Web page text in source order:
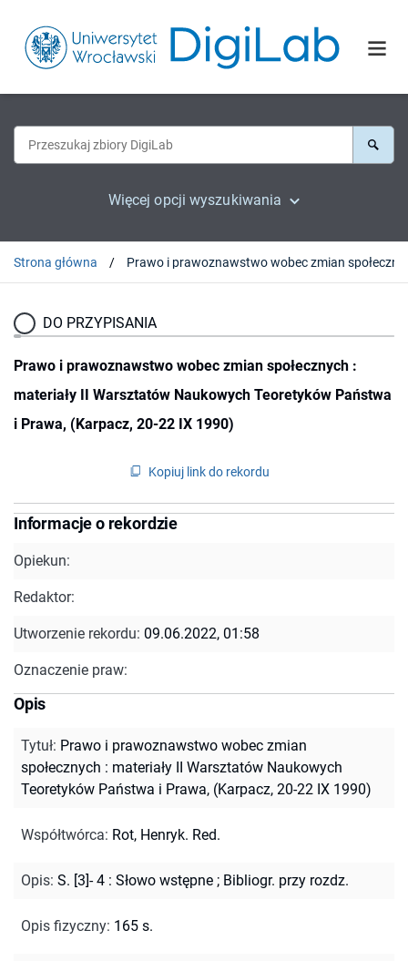
Więcej opcji wyszukiwania
Strona główna
DO PRZYPISANIA
Prawo i prawoznawstwo wobec zmian społecznych :
materiały II Warsztatów Naukowych Teoretyków Państwa
i Prawa, (Karpacz, 20-22 IX 1990)
Kopiuj link do rekordu
Informacje o rekordzie
Opiekun:
Redaktor:
Utworzenie rekordu: 09.06.2022, 01:58
Oznaczenie praw:
Opis
Tytuł: Prawo i prawoznawstwo wobec zmian
społecznych : materiały II Warsztatów Naukowych
Teoretyków Państwa i Prawa, (Karpacz, 20-22 IX 1990)
Współtwórca: Rot, Henryk. Red.
Opis: S. [3]- 4 : Słowo wstępne ; Bibliogr. przy rozdz.
Opis fizyczny: 165 s.